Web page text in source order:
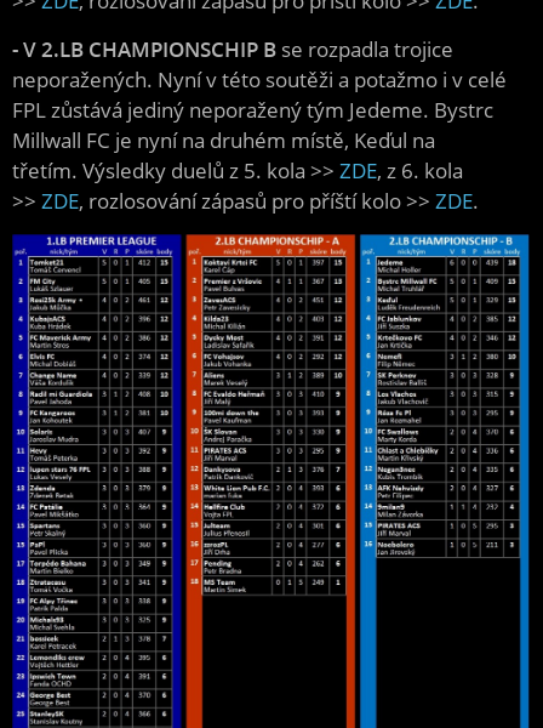
- V 2.LB CHAMPIONSCHIP B se rozpadla trojice
neporažených. Nyní v této soutěži a potažmo i v celé
FPL zůstává jediný neporažený tým Jedeme. Bystrc
Millwall FC je nyní na druhém místě, Keďul na
třetím. Výsledky duelů z 5. kola >> ZDE, z 6. kola
>> ZDE, rozlosování zápasů pro příští kolo >> ZDE.